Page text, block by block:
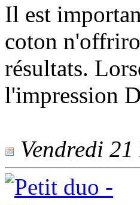
Il est
coton
résultats.
l'impression
Vendredi